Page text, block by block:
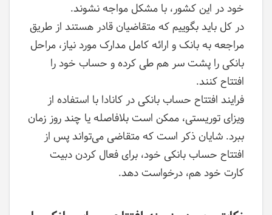
خود در این کشور، با مشکل مواجه نشوند.
در کل باید بگوییم که متقاضیان قادر هستند از طریق
مراجعه به بانک و ارائه کامل مدارک مورد نیاز، مراحل
بانکی را پشت سر هم طی کرده و حساب خود را
افتتاح کنند.
فرایند افتتاح حساب بانکی در کانادا با استفاده از
ویزای توریستی، ممکن است بلافاصله یا چند روز زمان
ببرد. شایان ذکر است که متقاضی می‌تواند پس از
افتتاح حساب بانکی خود، برای فعال کردن دبیت
کارت خود هم، درخواست دهد.